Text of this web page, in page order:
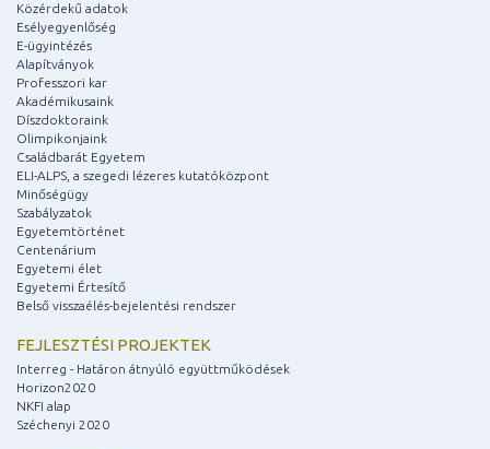
Közérdekű adatok
Esélyegyenlőség
E-ügyintézés
Alapítványok
Professzori kar
Akadémikusaink
Díszdoktoraink
Olimpikonjaink
Családbarát Egyetem
ELI-ALPS, a szegedi lézeres kutatóközpont
Minőségügy
Szabályzatok
Egyetemtörténet
Centenárium
Egyetemi élet
Egyetemi Értesítő
Belső visszaélés-bejelentési rendszer
FEJLESZTÉSI PROJEKTEK
Interreg - Határon átnyúló együttműködések
Horizon2020
NKFI alap
Széchenyi 2020